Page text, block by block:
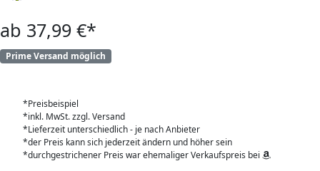
ab 37,99 €*
Prime Versand möglich
*Preisbeispiel
*inkl. MwSt. zzgl. Versand
*Lieferzeit unterschiedlich - je nach Anbieter
*der Preis kann sich jederzeit ändern und höher sein
*durchgestrichener Preis war ehemaliger Verkaufspreis bei